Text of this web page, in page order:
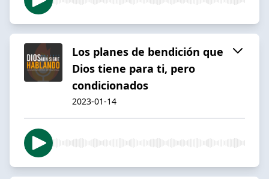
Los planes de bendición que
Dios tiene para ti, pero
condicionados
2023-01-14